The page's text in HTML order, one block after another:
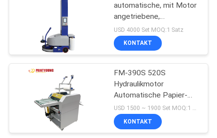
UV
Beschichtungsmaschine
automatische, mit Motor
angetriebene,
selbstfahrende Stretch-
Walling-Maschine für
Lebensmittel und
USD 4000 Set MOQ:1 Satz
KONTAKT
FM-390S 520S
Hydraulikmotor
Automatische Papier-
und Kunststofffolien-
Laminier maschine mit
Heizung und
USD 1500 ~ 1900 Set MOQ:1 Satz
KONTAKT